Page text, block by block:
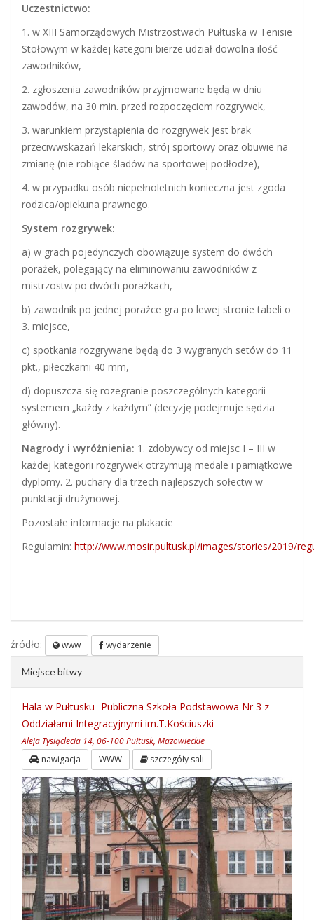
Uczestnictwo:
1. w XIII Samorządowych Mistrzostwach Pułtuska w Tenisie
Stołowym w każdej kategorii bierze udział dowolna ilość
zawodników,
2. zgłoszenia zawodników przyjmowane będą w dniu
zawodów, na 30 min. przed rozpoczęciem rozgrywek,
3. warunkiem przystąpienia do rozgrywek jest brak
przeciwwskazań lekarskich, strój sportowy oraz obuwie na
zmianę (nie robiące śladów na sportowej podłodze),
4. w przypadku osób niepełnoletnich konieczna jest zgoda
rodzica/opiekuna prawnego.
System rozgrywek:
a) w grach pojedynczych obowiązuje system do dwóch
porażek, polegający na eliminowaniu zawodników z
mistrzostw po dwóch porażkach,
b) zawodnik po jednej porażce gra po lewej stronie tabeli o
3. miejsce,
c) spotkania rozgrywane będą do 3 wygranych setów do 11
pkt., piłeczkami 40 mm,
d) dopuszcza się rozegranie poszczególnych kategorii
systemem „każdy z każdym” (decyzję podejmuje sędzia
główny).
Nagrody i wyróżnienia: 1. zdobywcy od miejsc I – III w
każdej kategorii rozgrywek otrzymują medale i pamiątkowe
dyplomy. 2. puchary dla trzech najlepszych sołectw w
punktacji drużynowej.
Pozostałe informacje na plakacie
Regulamin: http://www.mosir.pultusk.pl/images/stories/2019/
źródło: www wydarzenie
Miejsce bitwy
Hala w Pułtusku- Publiczna Szkoła Podstawowa Nr 3 z
Oddziałami Integracyjnymi im.T.Kościuszki
Aleja Tysiąclecia 14, 06-100 Pułtusk, Mazowieckie
nawigacja WWW szczegóły sali